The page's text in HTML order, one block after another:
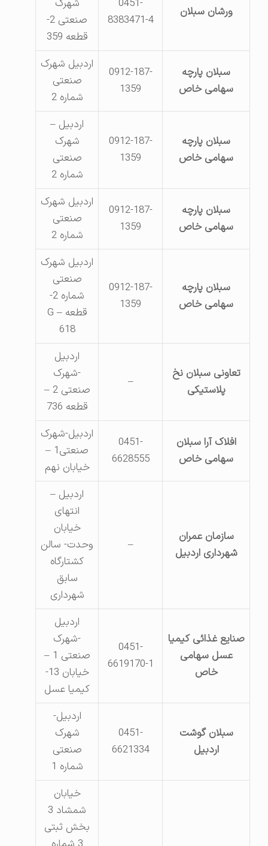
ورشان سبلان
0451-
8383471-4
شهرک
صنعتی 2-
قطعه 359
سبلان پارچه
سهامی خاص
0912-187-
1359
اردبیل شهرک
صنعتی
شماره 2
سبلان پارچه
سهامی خاص
0912-187-
1359
اردبیل –
شهرک
صنعتی
شماره 2
سبلان پارچه
سهامی خاص
0912-187-
1359
اردبیل شهرک
صنعتی
شماره 2
سبلان پارچه
سهامی خاص
0912-187-
1359
اردبیل شهرک
صنعتی
شماره 2-
قطعه G –
تعاونی سبلان نخ
پلاستیکی
اردبیل
-شهرک
صنعتی 2 –
قطعه 736
افلاک آرا سبلان
سهامی خاص
0451-
6628555
اردبیل-شهرک
صنعتی1 –
خیابان نهم
سازمان عمران
شهرداری اردبیل
اردبیل –
انتهای
خیابان
وحدت- سالن
کشتارگاه
سابق
شهرداری
صنایع غذائی کیمیا
عسل سهامی
خاص
0451-
6619170-1
اردبیل
-شهرک
صنعتی 1 –
خیابان 13-
کیمیا عسل
سبلان گوشت
اردبیل
0451-
6621334
اردبیل-
شهرک
صنعتی
شماره 1
خیابان
شمشاد 3
بخش ثبتی